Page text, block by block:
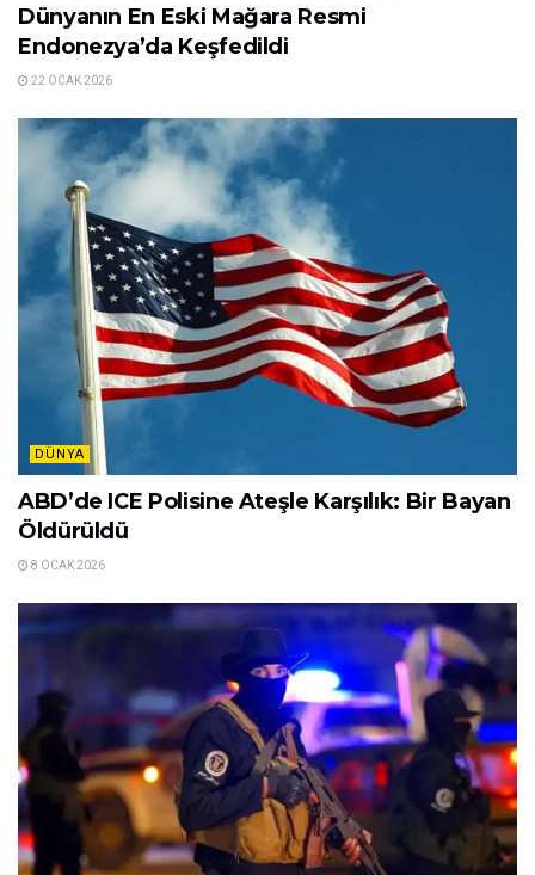
Dünyanın En Eski Mağara Resmi
Endonezya’da Keşfedildi
22 OCAK 2026
DÜNYA
ABD’de ICE Polisine Ateşle Karşılık: Bir Bayan
Öldürüldü
8 OCAK 2026